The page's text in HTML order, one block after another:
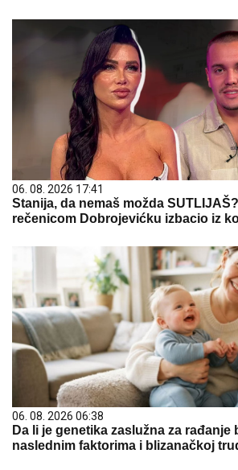
06. 08. 2026 17:41
Stanija, da nemaš možda
rečenicom Dobrojevićku izbacio iz
06. 08. 2026 06:38
Da li je genetika zaslužna za rađanje
naslednim faktorima i blizanačkoj